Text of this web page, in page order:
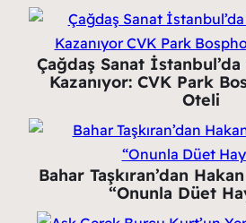
Çağdaş Sanat
Kazanıyor: CVK Park
Oteli
Bahar Taşkıran’dan
“Onunla Düet